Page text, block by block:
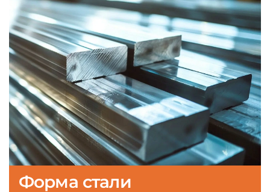
Форма стали